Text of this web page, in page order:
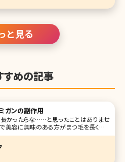
と見る
すめの記事
ガンの副作用
長かったらな……と思ったことはありませ
美容に興味のある方がまつ毛を長くした
見かけることも多いですが、そこでおすす
まつ毛育毛に効果があると言われている
はついに日本でも「グラッシュビスタ」の